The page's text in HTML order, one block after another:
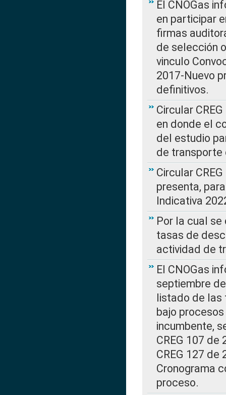
El CNOGas
en participar
firmas
de selección
vinculo
2017-Nuevo
definitivos.
Circular
en donde el
del estudio
de transporte
Circular
presenta,
Indicativa
Por la cual
tasas de
actividad de
El CNOGas
septiembre
listado de las
bajo
incumbente,
CREG 107
CREG 127 de
Cronograma
proceso.